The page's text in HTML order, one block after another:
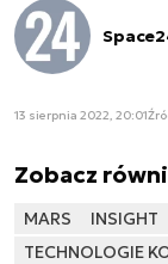
13 sierpnia 2022, 20:01
Zobacz
MARS INSIGHT
TECHNOLOGIE